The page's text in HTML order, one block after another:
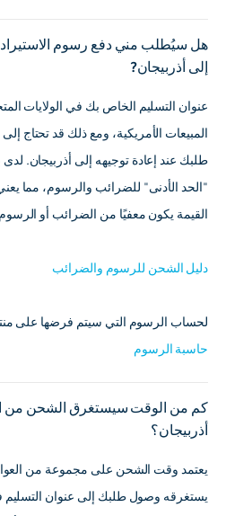
هل سيُطلب مني دفع رسوم
إلى أذربيجان?
عنوان التسليم الخاص بك في الولايات
المبيعات الأمريكية، ومع ذلك قد تحتاج
طلبك عند إعادة توجيهه إلى أذربيجان.
"الحد الأدنى" للضرائب والرسوم، مما
القيمة يكون معفيًا من الضرائب أو
دليل الشحن للرسوم والضرائب
لحساب الرسوم التي سيتم فرضها على
حاسبة الرسوم
كم من الوقت سيستغرق الشحن من
أذربيجان؟
يعتمد وقت الشحن على مجموعة من
يستغرقه وصول طلبك إلى عنوان التسليم